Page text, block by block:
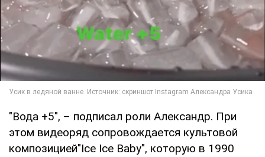
"Вода +5", – подписал роли Александр. При
этом видеоряд сопровождается культовой
композицией"Ice Ice Baby", которую в 1990